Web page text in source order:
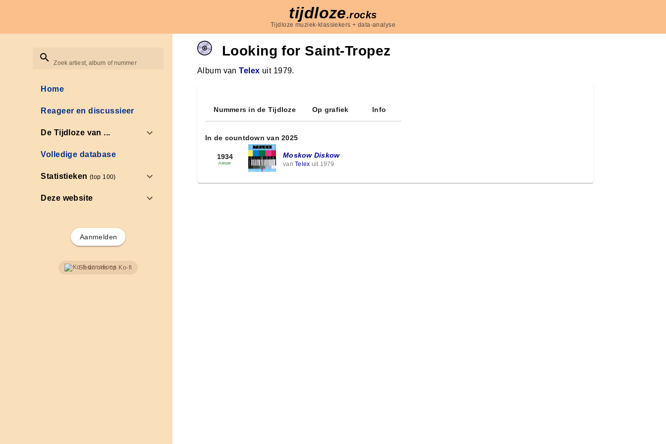
tijdloze.rocks
Tijdloze muziek-klassiekers + data-analyse
Zoek artiest, album of nummer
Home
Reageer en discussieer
De Tijdloze van ...
Volledige database
Statistieken(top 100)
Deze website
Aanmelden
Steun ons op Ko-fi
Looking for Saint-Tropez
Album vanTelex uit 1979.
Nummers in de Tijdloze Op grafiek Info
In de countdown van 2025
1934
nieuw
Moskow Diskow
van Telex uit 1979